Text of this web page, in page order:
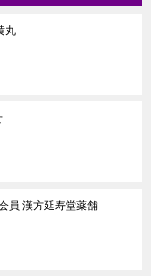
丸
員 漢方延寿堂薬舗